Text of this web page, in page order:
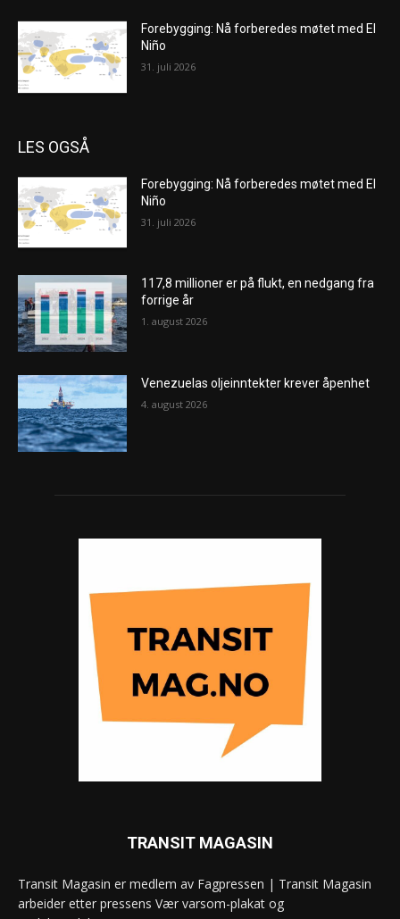
Forebygging: Nå forberedes møtet med El
Niño
31. juli 2026
LES OGSÅ
Forebygging: Nå forberedes møtet med El
Niño
31. juli 2026
117,8 millioner er på flukt, en nedgang fra
forrige år
1. august 2026
Venezuelas oljeinntekter krever åpenhet
4. august 2026
TRANSIT MAGASIN
Transit Magasin er medlem av Fagpressen | Transit Magasin
arbeider etter pressens Vær varsom-plakat og